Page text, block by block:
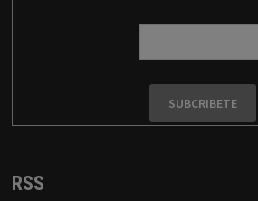
RSS